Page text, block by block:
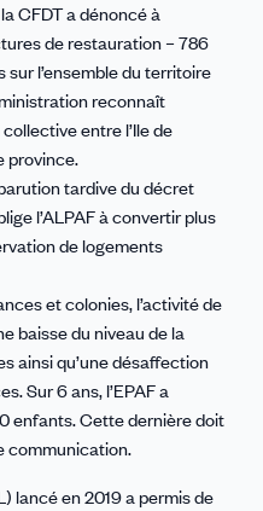
CFDT a dénoncé à
de restauration – 786
l’ensemble du territoire
reconnaît
entre l’Ile de
province.
tardive du décret
l’ALPAF à convertir plus
de logements
et colonies, l’activité de
baisse du niveau de la
ainsi qu’une désaffection
Sur 6 ans, l’EPAF a
enfants. Cette dernière doit
communication.
lancé en 2019 a permis de